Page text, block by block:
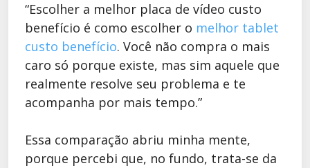
“Escolher a melhor placa de vídeo custo
benefício é como escolher o melhor tablet
custo benefício. Você não compra o mais
caro só porque existe, mas sim aquele que
realmente resolve seu problema e te
acompanha por mais tempo.”
Essa comparação abriu minha mente,
porque percebi que, no fundo, trata-se da